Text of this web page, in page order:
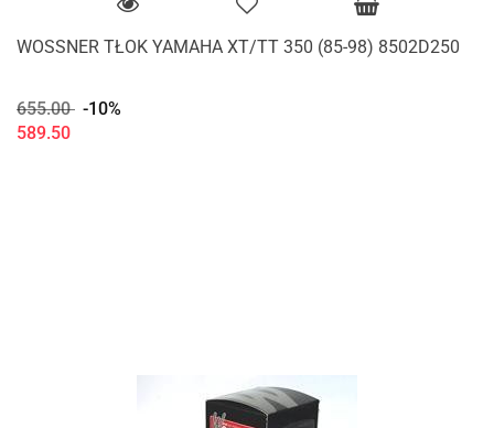
WOSSNER TŁOK YAMAHA XT/TT 350 (85-98) 8502D250
655.00 -10%
589.50